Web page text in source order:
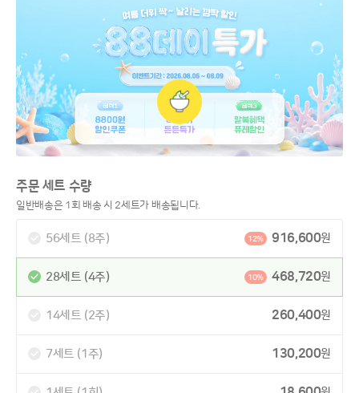
주문 세트 수량
일반배송은 1회 배송 시 2세트가 배송됩니다.
56세트 (8주) 12% 916,600원
28세트 (4주) 10% 468,720원
14세트 (2주) 260,400원
7세트 (1주) 130,200원